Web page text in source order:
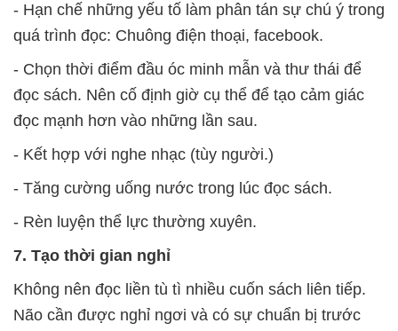
- Hạn chế những yếu tố làm phân tán sự chú ý trong
quá trình đọc: Chuông điện thoại, facebook.
- Chọn thời điểm đầu óc minh mẫn và thư thái để
đọc sách. Nên cố định giờ cụ thể để tạo cảm giác
đọc mạnh hơn vào những lần sau.
- Kết hợp với nghe nhạc (tùy người.)
- Tăng cường uống nước trong lúc đọc sách.
- Rèn luyện thể lực thường xuyên.
7. Tạo thời gian nghỉ
Không nên đọc liền tù tì nhiều cuốn sách liên tiếp.
Não cần được nghỉ ngơi và có sự chuẩn bị trước